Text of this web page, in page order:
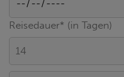
Reisedauer* (in Tagen)